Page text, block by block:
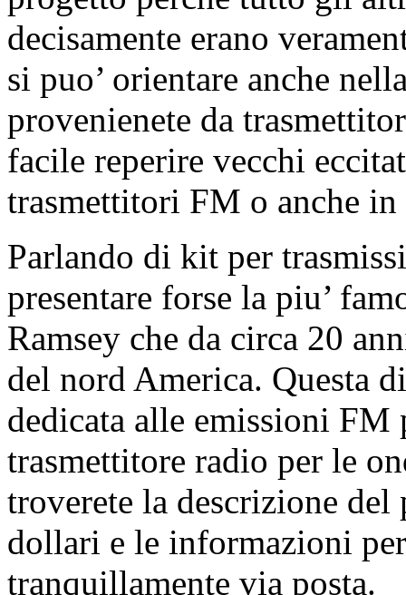
decisamente erano
si puo’ orientare anche
provenienete da
facile reperire vecchi
trasmettitori FM o anche
Parlando di kit per
presentare forse la piu’
Ramsey che da circa 20
del nord America. Questa
dedicata alle emissioni FM
trasmettitore radio per le
troverete la descrizione
dollari e le informazioni
tranquillamente via posta.